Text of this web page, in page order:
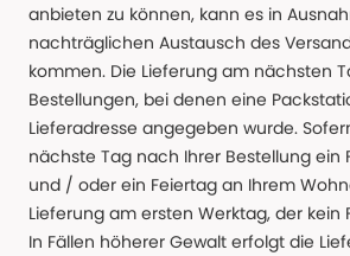
anbieten zu können, kann es in
nachträglichen Austausch des
kommen. Die Lieferung am nächsten
Bestellungen, bei denen eine
Lieferadresse angegeben wurde.
nächste Tag nach Ihrer Bestellung ein
und / oder ein Feiertag an Ihrem
Lieferung am ersten Werktag, der kein
In Fällen höherer Gewalt erfolgt die